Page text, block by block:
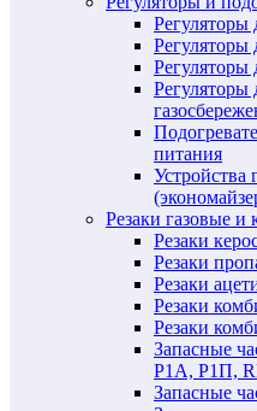
Регуляторы
Регуляторы
Регуляторы
Регуляторы
питания
Устройства
Резаки газовые
Резаки
Резаки
Резаки
Резаки
Резаки
Запасные
Р1А, Р1П,
Запасные